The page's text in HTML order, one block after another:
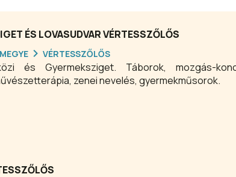
ÉS LOVASUDVAR VÉRTESSZŐLŐS
VÉRTESSZŐLŐS
és Gyermeksziget. Táborok, mozgás-
zenei nevelés, gyermekműsorok.